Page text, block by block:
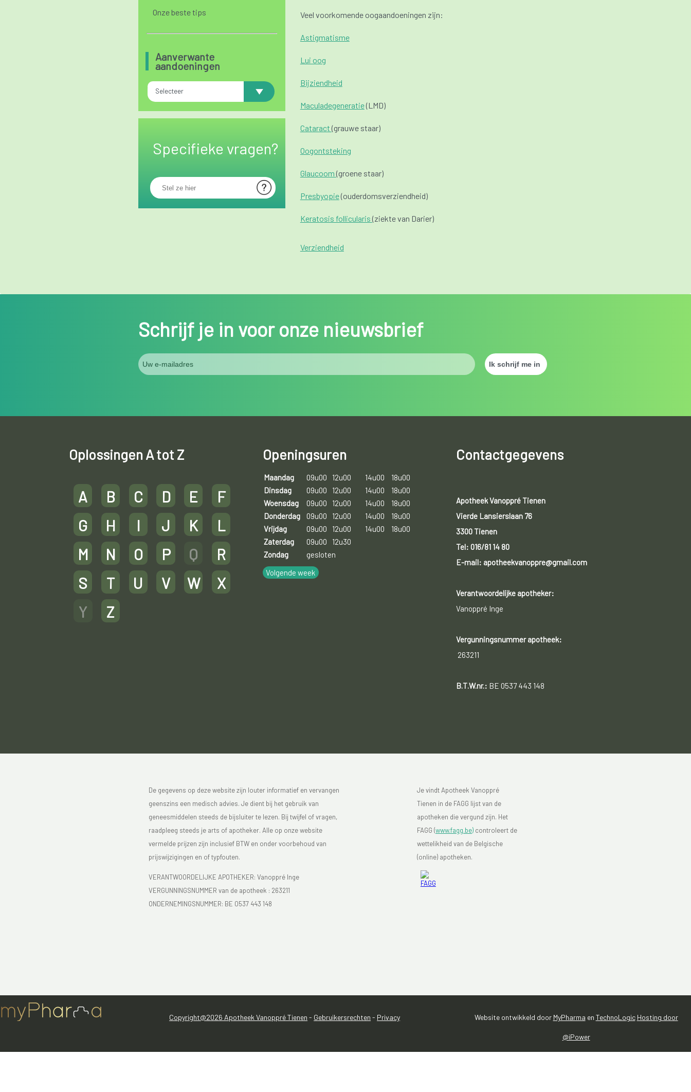
Onze beste tips
Aanverwante
aandoeningen
Selecteer
Specifieke vragen?
Veel voorkomende oogaandoeningen zijn:
Astigmatisme
Lui oog
Bijziendheid
Maculadegeneratie(LMD)
Cataract (grauwe staar)
Oogontsteking
Glaucoom (groene staar)
Presbyopie(ouderdomsverziendheid)
Keratosis follicularis (ziekte van Darier)
Verziendheid
Schrijf je in voor onze nieuwsbrief
Oplossingen A tot Z
A B C D E
F
G
H I J K
L
M
N O P Q
R
S
T U V W
X
Y
Z
Openingsuren
Maandag 09u00 12u00 14u00
18u00
Dinsdag
09u00 12u00 14u00
18u00
Woensdag
09u00 12u00 14u00
18u00
Donderdag
09u00 12u00 14u00
18u00
Vrijdag
09u00 12u00 14u00
18u00
Zaterdag
09u00
12u30
Zondag
gesloten
Volgende week
Contactgegevens
Apotheek Vanoppré Tienen
Vierde Lansierslaan 76
3300 Tienen
Tel: 016/81 14 80
E-mail: apotheekvanoppre@gmail.com
Verantwoordelijke apotheker:
Vanoppré Inge
Vergunningsnummer apotheek:
263211
B.T.W.nr.: BE 0537 443 148
De gegevens op deze website zijn louter informatief en vervangen
geenszins een medisch advies. Je dient bij het gebruik van
geneesmiddelen steeds de bijsluiter te lezen. Bij twijfel of vragen,
raadpleeg steeds je arts of apotheker. Alle op onze website
vermelde prijzen zijn inclusief BTW en onder voorbehoud van
prijswijzigingen en of typfouten.
VERANTWOORDELIJKE APOTHEKER: Vanoppré Inge
VERGUNNINGSNUMMER van de apotheek : 263211
ONDERNEMINGSNUMMER: BE 0537 443 148
Je vindt Apotheek Vanoppré
Tienen in de FAGG lijst van de
apotheken die vergund zijn. Het
FAGG (www.fagg.be)controleert de
wettelikheid van de Belgische
(online) apotheken.
Copyright@2026 Apotheek Vanoppré Tienen - Gebruikersrechten - Privacy Website ontwikkeld door MyPharma en TechnoLogic Hosting door
@iPower